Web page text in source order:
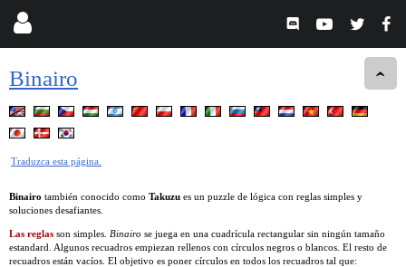
Binairo
Traduzca esta página.
Binairo también conocido como Takuzu es un puzzle de lógica con reglas simples y
soluciones desafiantes.
Las reglas son simples. Binairo se juega en una cuadrícula rectangular sin ningún tamaño
estandard. Algunos recuadros empiezan rellenos con círculos negros o blancos. El resto de
recuadros están vacíos. El objetivo es poner círculos en todos los recuadros tal que: